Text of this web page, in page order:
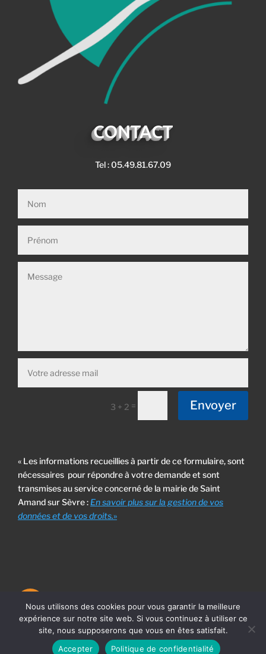
CONTACT
Tel : 05.49.81.67.09
3 + 2 = Envoyer
« Les informations recueillies à partir de ce formulaire, sont
nécessaires pour répondre à votre demande et sont
transmises au service concerné de la mairie de Saint
Amand sur Sèvre : En savoir plus sur la gestion de vos
données et de vos droits.»
©2025 –Mentions légales– site web géré parAgence Web
Cholet Enjin
Nous utilisons des cookies pour vous garantir la meilleure
expérience sur notre site web. Si vous continuez à utiliser ce
site, nous supposerons que vous en êtes satisfait.
Accepter
Politique de confidentialité